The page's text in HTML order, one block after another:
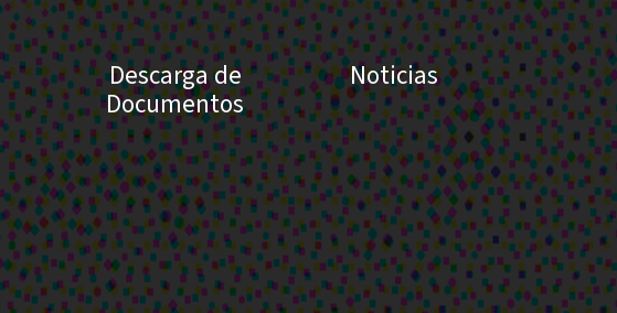
Descarga de
Documentos
Noticias